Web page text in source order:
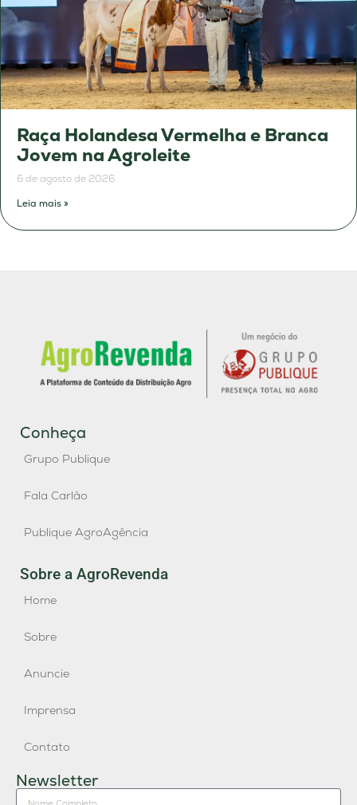
Raça Holandesa Vermelha e Branca
Jovem na Agroleite
6 de agosto de 2026
Leia mais »
Conheça
Grupo Publique
Fala Carlão
Publique AgroAgência
Sobre a AgroRevenda
Home
Sobre
Anuncie
Imprensa
Contato
Newsletter